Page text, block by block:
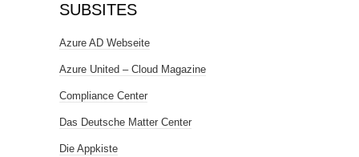
SUBSITES
Azure AD Webseite
Azure United – Cloud Magazine
Compliance Center
Das Deutsche Matter Center
Die Appkiste